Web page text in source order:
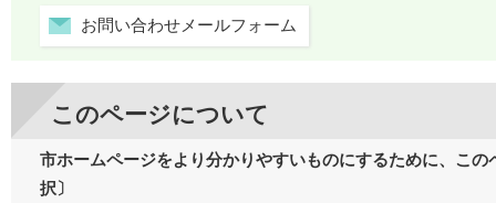
お問い合わせメールフォーム
このページについて
市ホームページをより分かりやすいものにするために、こ
択〕